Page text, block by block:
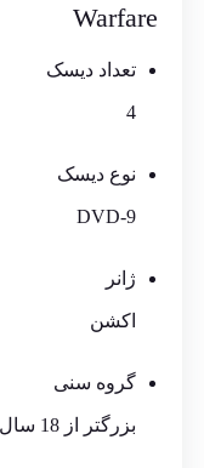
Warfare
تعداد دیسک
4
نوع دیسک
DVD-9
ژانر
اکشن
گروه سنی
بزرگتر از 18 سال